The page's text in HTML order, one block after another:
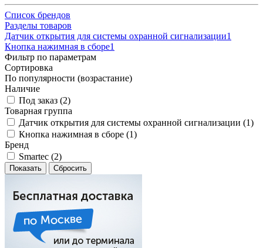
Список брендов
Разделы товаров
Датчик открытия для системы охранной сигнализации1
Кнопка нажимная в сборе1
Фильтр по параметрам
Сортировка
По популярности (возрастание)
Наличие
Под заказ (2)
Товарная группа
Датчик открытия для системы охранной сигнализации (1)
Кнопка нажимная в сборе (1)
Бренд
Smartec (2)
Сбросить